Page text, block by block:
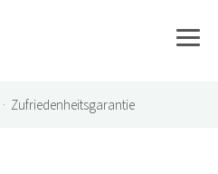
Zufriedenheitsgarantie